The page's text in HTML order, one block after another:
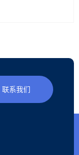
联系我们